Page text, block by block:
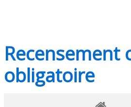
Recensement
obligatoire